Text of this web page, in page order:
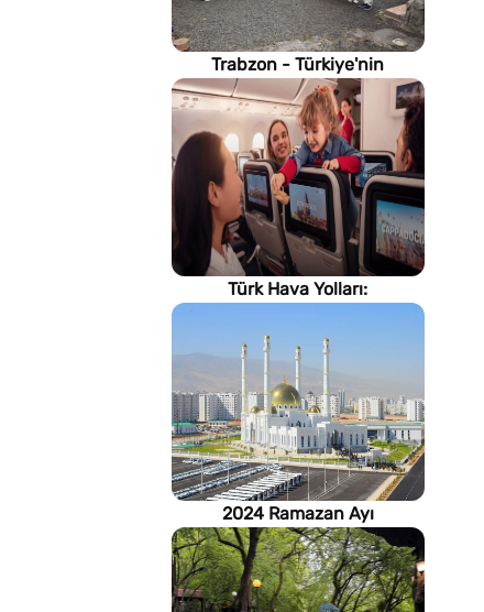
Trabzon - Türkiye'nin
Karadeniz kıyısındaki gururu
Türk Hava Yolları:
2024 Ramazan Ayı
imsakiyesi (Türkmenistan)